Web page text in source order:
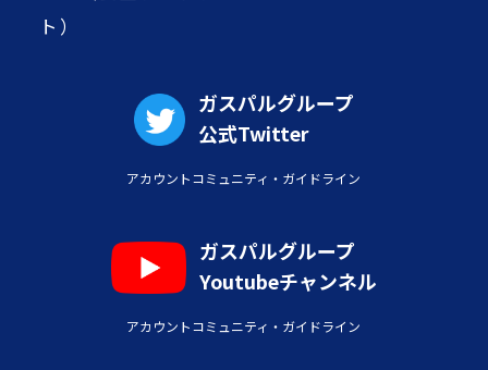
ト）
ガスパルグループ
公式Twitter
アカウントコミュニティ・ガイドライン
ガスパルグループ
Youtubeチャンネル
アカウントコミュニティ・ガイドライン